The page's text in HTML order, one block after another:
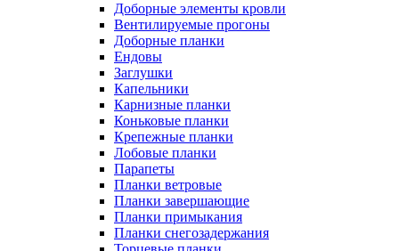
Доборные элементы кровли
Вентилируемые прогоны
Доборные планки
Ендовы
Заглушки
Капельники
Карнизные планки
Коньковые планки
Крепежные планки
Лобовые планки
Парапеты
Планки ветровые
Планки завершающие
Планки примыкания
Планки снегозадержания